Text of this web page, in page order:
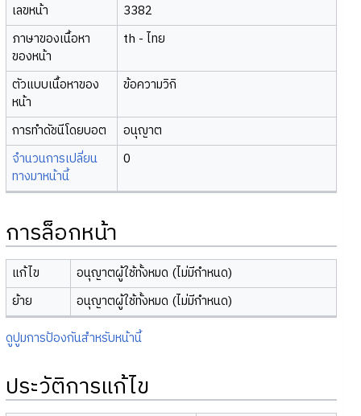
เลขหน้า
3382
ภาษาของเนื้อหา
ของหน้า
th - ไทย
ตัวแบบเนื้อหาของ
หน้า
ข้อความวิกิ
การทำดัชนีโดยบอต
อนุญาต
จำนวนการเปลี่ยน
ทางมาหน้านี้
0
การล็อกหน้า
แก้ไข
อนุญาตผู้ใช้ทั้งหมด (ไม่มีกำหนด)
ย้าย
อนุญาตผู้ใช้ทั้งหมด (ไม่มีกำหนด)
ดูปูมการป้องกันสำหรับหน้านี้
ประวัติการแก้ไข